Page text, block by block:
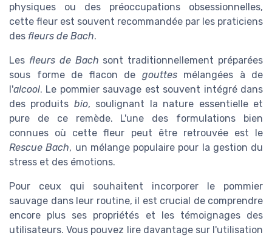
physiques ou des préoccupations obsessionnelles,
cette fleur est souvent recommandée par les praticiens
des fleurs de Bach.
Les fleurs de Bach sont traditionnellement préparées
sous forme de flacon de gouttesmélangées à de
l'alcool. Le pommier sauvage est souvent intégré dans
des produits bio, soulignant la nature essentielle et
pure de ce remède. L'une des formulations bien
connues où cette fleur peut être retrouvée est le
Rescue Bach, un mélange populaire pour la gestion du
stress et des émotions.
Pour ceux qui souhaitent incorporer le pommier
sauvage dans leur routine, il est crucial de comprendre
encore plus ses propriétés et les témoignages des
utilisateurs. Vous pouvez lire davantage sur l'utilisation